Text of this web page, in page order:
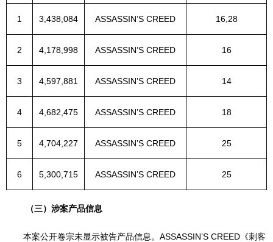
1 3,438,084 ASSASSIN’S CREED 16,28
2 4,178,998 ASSASSIN’S CREED 16
3 4,597,881 ASSASSIN’S CREED 14
4 4,682,475 ASSASSIN’S CREED 18
5 4,704,227 ASSASSIN’S CREED 25
6 5,300,715 ASSASSIN’S CREED 25
（三）涉案产品信息
本案公开卷宗未显示被告产品信息。ASSASSIN’S CREED《刺客